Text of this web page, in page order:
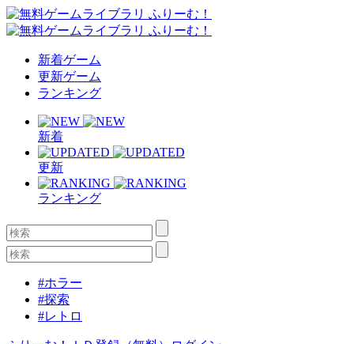
新着ゲーム
更新ゲーム
ランキング
新着
更新
ランキング
#ホラー
#探索
#レトロ